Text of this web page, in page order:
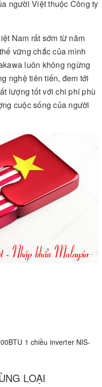
người Việt thuộc Công ty
Nam rất sớm từ năm
vững chắc của mình
luôn không ngừng
nghệ tiên tiến, đem tới
lượng tốt với chi phí phù
cuộc sống của người
1 chiều inverter NIS-
LOẠI